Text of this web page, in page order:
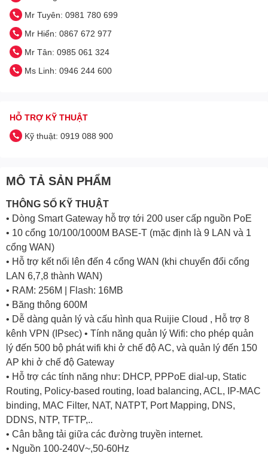
Mr Tuyên: 0981 780 699
Mr Hiển: 0867 672 977
Mr Tân: 0985 061 324
Ms Linh: 0946 244 600
HỖ TRỢ KỸ THUẬT
Kỹ thuật: 0919 088 900
MÔ TẢ SẢN PHẨM
THÔNG SỐ KỸ THUẬT
• Dòng Smart Gateway hỗ trợ tới 200 user cấp nguồn PoE
• 10 cổng 10/100/1000M BASE-T (mặc định là 9 LAN và 1
cổng WAN)
• Hỗ trợ kết nối lên đến 4 cổng WAN (khi chuyển đổi cổng
LAN 6,7,8 thành WAN)
• RAM: 256M | Flash: 16MB
• Băng thông 600M
• Dễ dàng quản lý và cấu hình qua Ruijie Cloud , Hỗ trợ 8
kênh VPN (IPsec) • Tính năng quản lý Wifi: cho phép quản
lý đến 500 bộ phát wifi khi ở chế độ AC, và quản lý đến 150
AP khi ở chế độ Gateway
• Hỗ trợ các tính năng như: DHCP, PPPoE dial-up, Static
Routing, Policy-based routing, load balancing, ACL, IP-MAC
binding, MAC Filter, NAT, NATPT, Port Mapping, DNS,
DDNS, NTP, TFTP,..
• Cân bằng tải giữa các đường truyền internet.
• Nguồn 100-240V~,50-60Hz